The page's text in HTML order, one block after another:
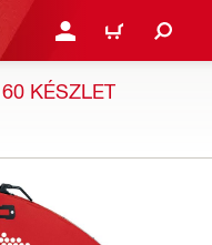
BEJELENTKEZÉS VAGY
KOSÁR
KÉSZLET